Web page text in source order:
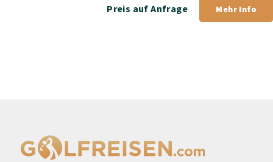
Preis auf Anfrage
Mehr Info